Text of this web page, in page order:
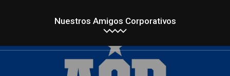
Nuestros Amigos Corporativos